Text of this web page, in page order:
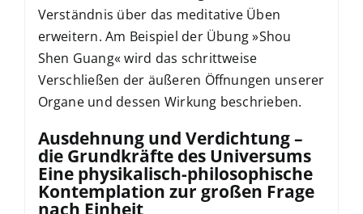
Verständnis über das meditative Üben
erweitern. Am Beispiel der Übung »Shou
Shen Guang« wird das schrittweise
Verschließen der äußeren Öffnungen unserer
Organe und dessen Wirkung beschrieben.
Ausdehnung und Verdichtung –
die Grundkräfte des Universums
Eine physikalisch-philosophische
Kontemplation zur großen Frage
nach Einheit